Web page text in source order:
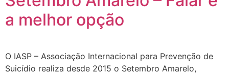
a melhor opção
O IASP – Associação Internacional para Prevenção de
Suicídio realiza desde 2015 o Setembro Amarelo,